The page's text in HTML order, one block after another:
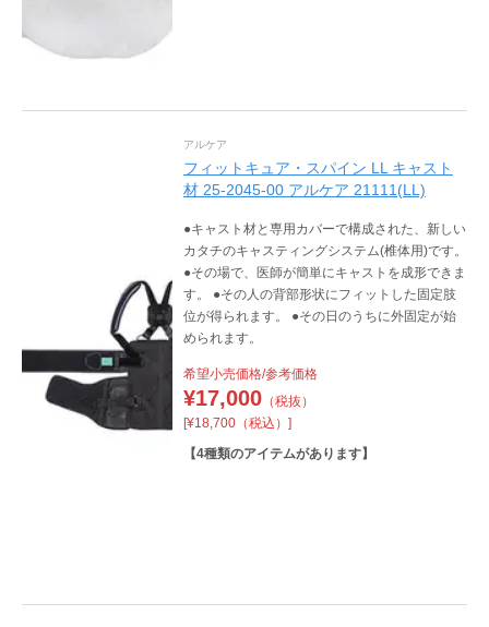
アルケア
フィットキュア・スパイン LL キャスト
材 25-2045-00 アルケア 21111(LL)
●キャスト材と専用カバーで構成された、新しい
カタチのキャスティングシステム(椎体用)です。
●その場で、医師が簡単にキャストを成形できま
す。 ●その人の背部形状にフィットした固定肢
位が得られます。 ●その日のうちに外固定が始
められます。
希望小売価格/参考価格
¥17,000（税抜）
[¥18,700（税込）]
【4種類のアイテムがあります】